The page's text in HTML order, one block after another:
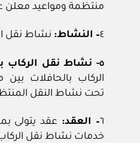
منتظمة ومواعيد معلن
٤– النشاط: نشاط نقل
٥- نشاط نقل الركاب بالحافلات بين المدن
الركاب بالحافلات بين
تحت نشاط النقل
٦– العقد: عقد يتولى
خدمات نشاط نقل الركاب